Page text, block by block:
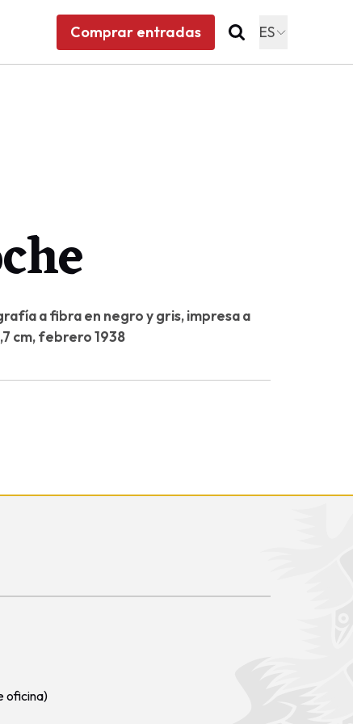
Comprar entradas ES
a fibra en negro y gris, impresa a
cm, febrero 1938
oficina)